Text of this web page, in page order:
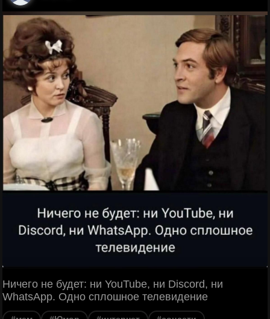
Ничего не будет: ни YouTube, ни Discord, ни
WhatsApp. Одно сплошное телевидение